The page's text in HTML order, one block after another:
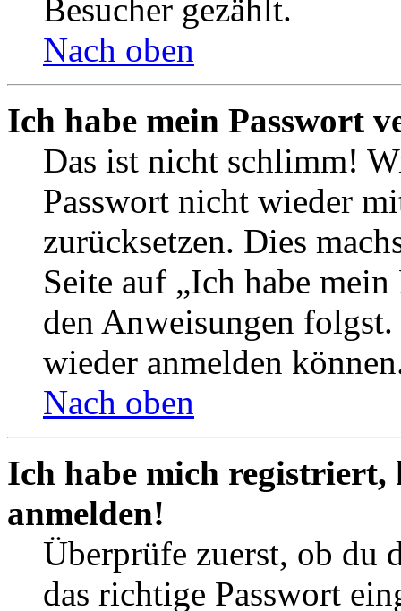
Besucher gezählt.
Nach oben
Ich habe mein Passwort
Das ist nicht schlimm!
Passwort nicht wieder
zurücksetzen. Dies
Seite auf „Ich habe
den Anweisungen
wieder anmelden
Nach oben
Ich habe mich
anmelden!
Überprüfe zuerst, ob du
das richtige Passwort